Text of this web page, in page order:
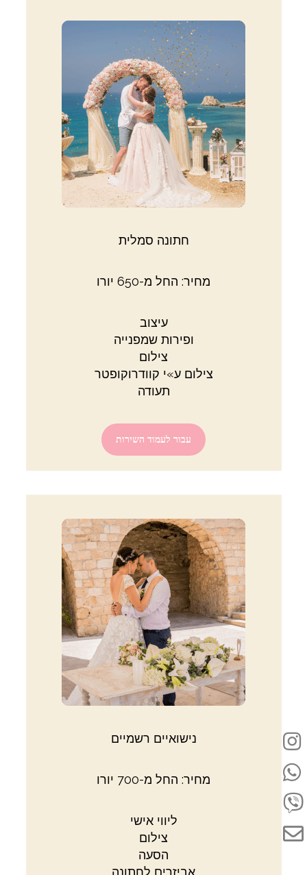
חתונה סמלית
מחיר: החל מ-650 יורו
עיצוב
ופירות שמפנייה
צילום
צילום ע»י קוודרוקופטר
תעודה
עבור לעמוד השירות
נישואיים רשמיים
מחיר: החל מ-700 יורו
ליווי אישי
צילום
הסעה
אביזרים לחתונה